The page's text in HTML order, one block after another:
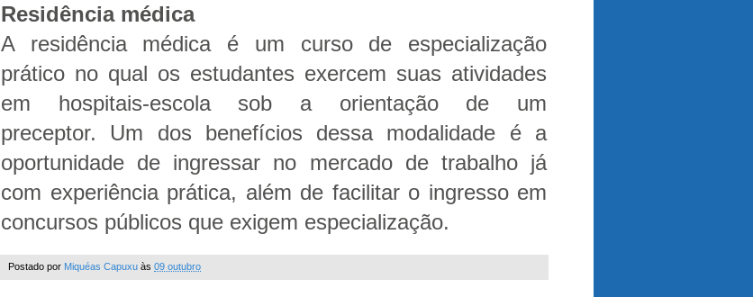
Residência médica
A residência médica é um curso de especialização
prático no qual os estudantes exercem suas atividades
em hospitais-escola sob a orientação de um
preceptor. Um dos benefícios dessa modalidade é a
oportunidade de ingressar no mercado de trabalho já
com experiência prática, além de facilitar o ingresso em
concursos públicos que exigem especialização.
Postado por Miquéas Capuxu às 09 outubro